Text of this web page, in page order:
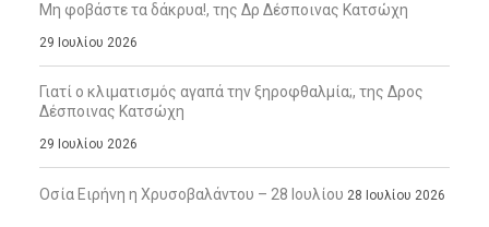
Μη φοβάστε τα δάκρυα!, της Δρ Δέσποινας Κατσώχη
29 Ιουλίου 2026
Γιατί ο κλιματισμός αγαπά την ξηροφθαλμία;, της Δρος
Δέσποινας Κατσώχη
29 Ιουλίου 2026
Οσία Ειρήνη η Χρυσοβαλάντου – 28 Ιουλίου 28 Ιουλίου 2026